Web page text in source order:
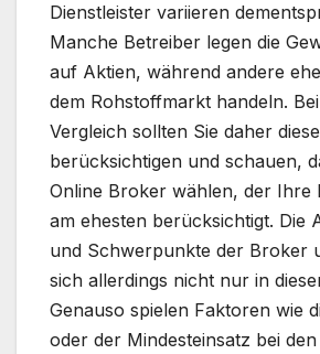
Dienstleister variieren
Manche Betreiber legen die
auf Aktien, während andere
dem Rohstoffmarkt handeln.
Vergleich sollten Sie daher
berücksichtigen und schauen,
Online Broker wählen, der Ihre
am ehesten berücksichtigt. Die
und Schwerpunkte der Broker
sich allerdings nicht nur in
Genauso spielen Faktoren wie
oder der Mindesteinsatz bei